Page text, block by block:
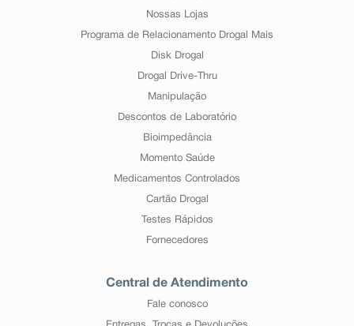
Nossas Lojas
Programa de Relacionamento Drogal Mais
Disk Drogal
Drogal Drive-Thru
Manipulação
Descontos de Laboratório
Bioimpedância
Momento Saúde
Medicamentos Controlados
Cartão Drogal
Testes Rápidos
Fornecedores
Central de Atendimento
Fale conosco